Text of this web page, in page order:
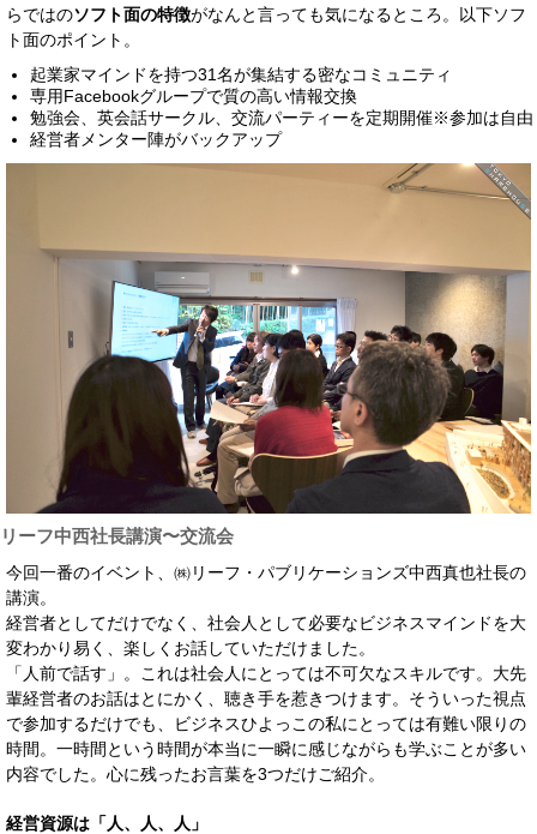
らではのソフト面の特徴がなんと言っても気になるところ。以下ソフ
ト面のポイント。
起業家マインドを持つ31名が集結する密なコミュニティ
専用Facebookグループで質の高い情報交換
勉強会、英会話サークル、交流パーティーを定期開催※参加は自由
経営者メンター陣がバックアップ
リーフ中西社長講演〜交流会
今回一番のイベント、㈱リーフ・パブリケーションズ中西真也社長の
講演。
経営者としてだけでなく、社会人として必要なビジネスマインドを大
変わかり易く、楽しくお話していただけました。
「人前で話す」。これは社会人にとっては不可欠なスキルです。大先
輩経営者のお話はとにかく、聴き手を惹きつけます。そういった視点
で参加するだけでも、ビジネスひよっこの私にとっては有難い限りの
時間。一時間という時間が本当に一瞬に感じながらも学ぶことが多い
内容でした。心に残ったお言葉を3つだけご紹介。
経営資源は「人、人、人」